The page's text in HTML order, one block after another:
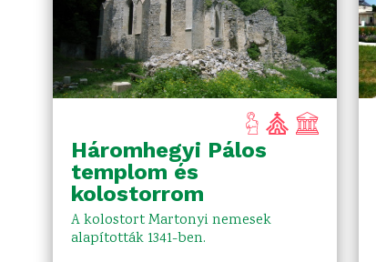
Háromhegyi Pálos
templom és
kolostorrom
A kolostort Martonyi nemesek
alapították 1341-ben.